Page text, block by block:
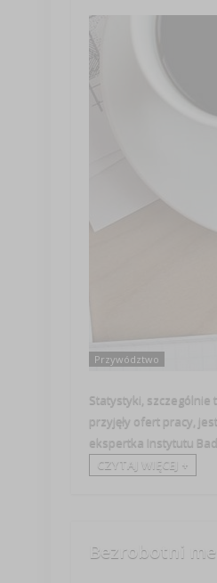
Przywództwo
Statystyki, szczególnie
przyjęły ofert pracy,
ekspertka Instytutu
CZYTAJ WIĘCEJ +
Bezrobotni